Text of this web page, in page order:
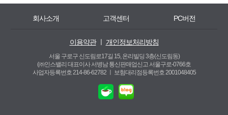
회사소개 고객센터 PC버전
이용약관ㅣ 개인정보처리방침
서울 구로구 신도림로17길 15, 온리빌딩 3층(신도림동)
(㈜인스밸리 대표이사 서병남 통신판매업신고 서울구로-0766호
사업자등록번호 214-86-62782 ㅣ
보험대리점등록번호 2001048405